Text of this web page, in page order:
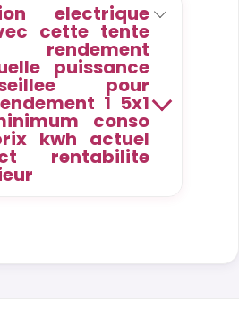
electrique
cette tente
rendement
puissance
pour
1 5x1
conso
kwh actuel
rentabilite